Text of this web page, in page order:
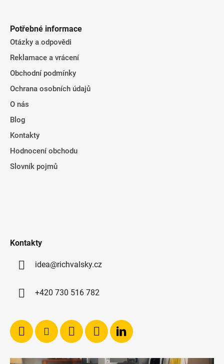
Potřebné informace
Otázky a odpovědi
Reklamace a vrácení
Obchodní podmínky
Ochrana osobních údajů
O nás
Blog
Kontakty
Hodnocení obchodu
Slovník pojmů
Kontakty
idea@richvalsky.cz
+420 730 516 782